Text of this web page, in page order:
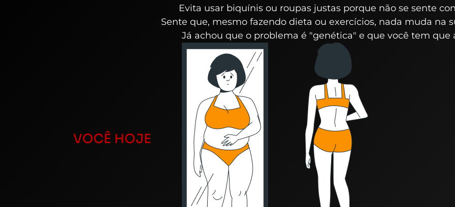
Evita usar biquínis ou roupas justas porque não se sente
Sente que, mesmo fazendo dieta ou exercícios, nada muda na
Já achou que o problema é "genética" e que você tem que
VOCÊ HOJE